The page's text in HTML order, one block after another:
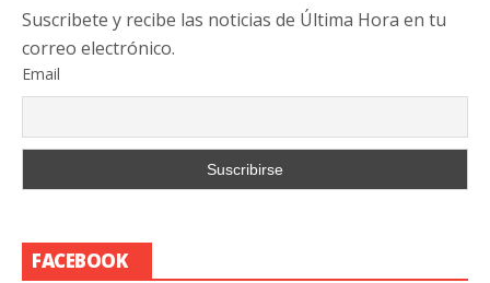
Suscribete y recibe las noticias de Última Hora en tu
correo electrónico.
Email
FACEBOOK